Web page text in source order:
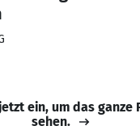
ein, um das ganze
sehen.